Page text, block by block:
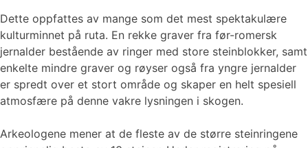
Dette oppfattes av mange som det mest spektakulære
kulturminnet på ruta. En rekke graver fra før-romersk
jernalder bestående av ringer med store steinblokker, samt
enkelte mindre graver og røyser også fra yngre jernalder
er spredt over et stort område og skaper en helt spesiell
atmosfære på denne vakre lysningen i skogen.
Arkeologene mener at de fleste av de større steinringene